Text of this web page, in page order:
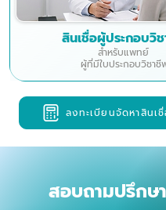
สินเชื่อผู้ประกอบวิ
สำหรับแพทย์
ผู้ที่มีใบประกอบวิชาชี
ลงทะเบียนจัดหาสินเ
สอบถามปรึกษา